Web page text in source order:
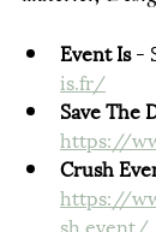
Event Is -
is.fr/
Save The
https://
Crush
https://
sh.event/